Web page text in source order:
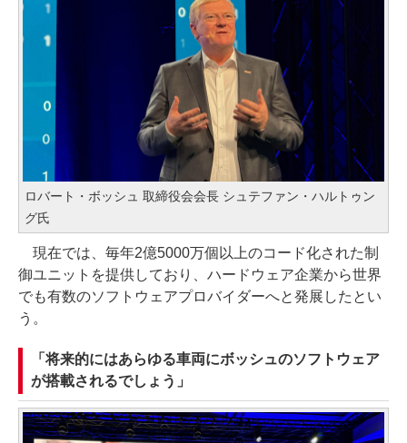
ロバート・ボッシュ 取締役会会長 シュテファン・ハルトゥン
グ氏
現在では、毎年2億5000万個以上のコード化された制
御ユニットを提供しており、ハードウェア企業から世界
でも有数のソフトウェアプロバイダーへと発展したとい
う。
「将来的にはあらゆる車両にボッシュのソフトウェア
が搭載されるでしょう」